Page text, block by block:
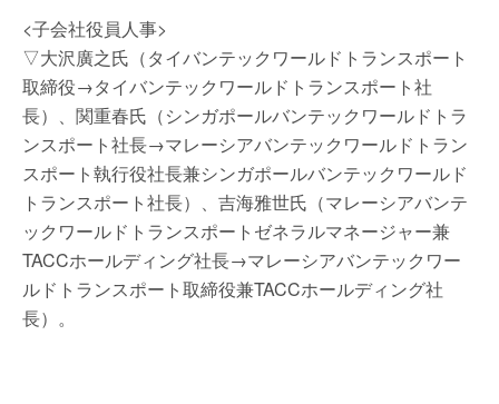
<子会社役員人事>
▽大沢廣之氏（タイバンテックワールドトランスポート
取締役→タイバンテックワールドトランスポート社
長）、関重春氏（シンガポールバンテックワールドトラ
ンスポート社長→マレーシアバンテックワールドトラン
スポート執行役社長兼シンガポールバンテックワールド
トランスポート社長）、吉海雅世氏（マレーシアバンテ
ックワールドトランスポートゼネラルマネージャー兼
TACCホールディング社長→マレーシアバンテックワー
ルドトランスポート取締役兼TACCホールディング社
長）。